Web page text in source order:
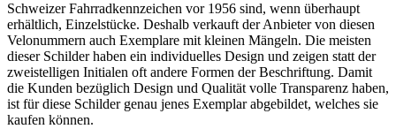
Schweizer Fahrradkennzeichen vor 1956 sind, wenn überhaupt
erhältlich, Einzelstücke. Deshalb verkauft der Anbieter von diesen
Velonummern auch Exemplare mit kleinen Mängeln. Die meisten
dieser Schilder haben ein individuelles Design und zeigen statt der
zweistelligen Initialen oft andere Formen der Beschriftung. Damit
die Kunden bezüglich Design und Qualität volle Transparenz haben,
ist für diese Schilder genau jenes Exemplar abgebildet, welches sie
kaufen können.